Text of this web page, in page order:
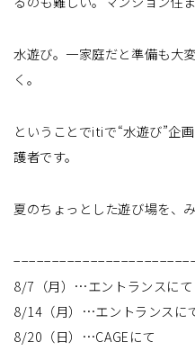
水遊び。一家庭だと準備も大
く。
ということでitiで“水遊び”企
護者です。
夏のちょっとした遊び場を、
8/7（月）…エントランスにて
8/14（月）…エントランスに
8/20（日）…CAGEにて